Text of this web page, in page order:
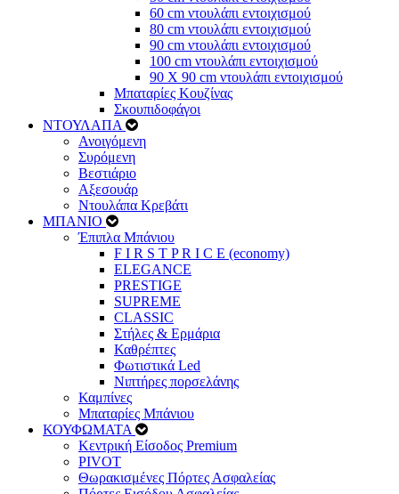
60 cm ντουλάπι εντοιχισμού
80 cm ντουλάπι εντοιχισμού
90 cm ντουλάπι εντοιχισμού
100 cm ντουλάπι εντοιχισμού
90 Χ 90 cm ντουλάπι εντοιχισμού
Μπαταρίες Κουζίνας
Σκουπιδοφάγοι
ΝΤΟΥΛΑΠΑ
Ανοιγόμενη
Συρόμενη
Βεστιάριο
Αξεσουάρ
Ντουλάπα Κρεβάτι
ΜΠΑΝΙΟ
Έπιπλα Μπάνιου
F I R S T P R I C E (economy)
ELEGANCE
PRESTIGE
SUPREME
CLASSIC
Στήλες & Ερμάρια
Καθρέπτες
Φωτιστικά Led
Νιπτήρες πορσελάνης
Καμπίνες
Μπαταρίες Μπάνιου
ΚΟΥΦΩΜΑΤΑ
Κεντρική Είσοδος Premium
PIVOT
Θωρακισμένες Πόρτες Ασφαλείας